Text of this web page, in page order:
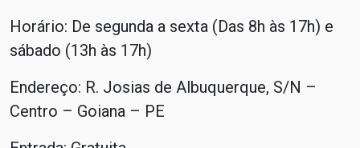
Horário: De segunda a sexta (Das 8h às 17h) e
sábado (13h às 17h)
Endereço: R. Josias de Albuquerque, S/N –
Centro – Goiana – PE